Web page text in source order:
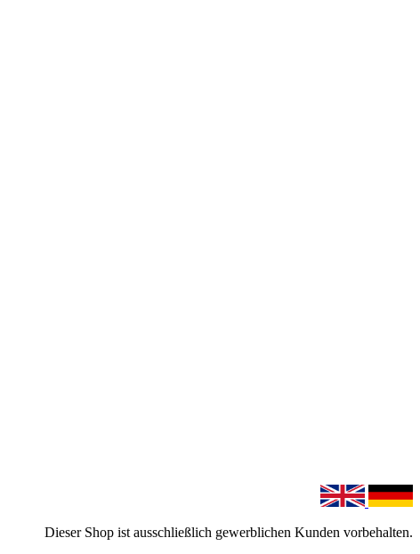
Dieser Shop ist ausschließlich gewerblichen Kunden vorbehalten.